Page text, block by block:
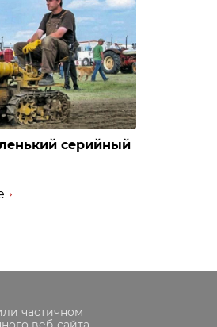
серийный
частичном